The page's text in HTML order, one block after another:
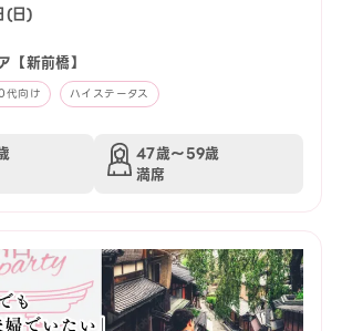
(日)
新前橋】
代向け ハイステータス
47歳〜59歳
満席